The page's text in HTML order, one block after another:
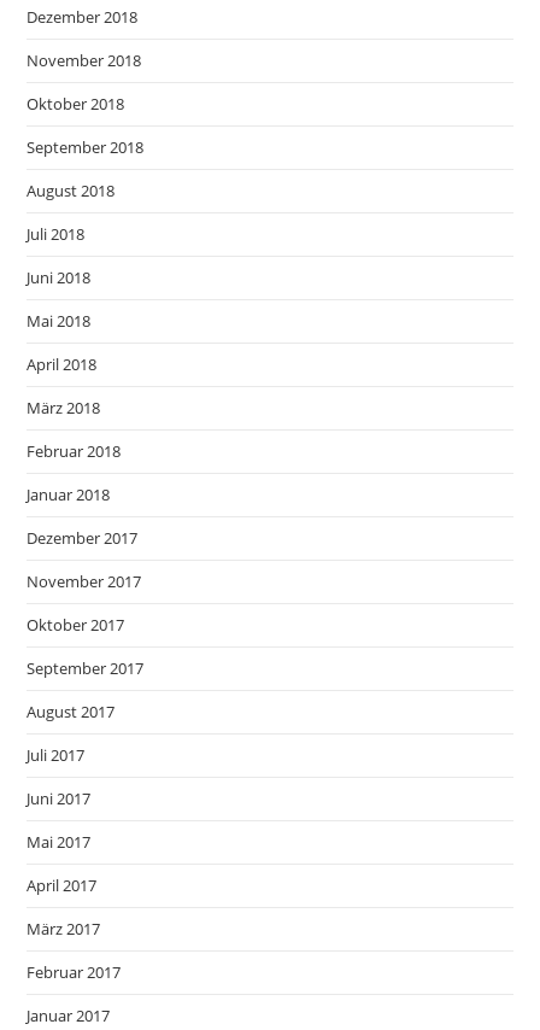
Dezember 2018
November 2018
Oktober 2018
September 2018
August 2018
Juli 2018
Juni 2018
Mai 2018
April 2018
März 2018
Februar 2018
Januar 2018
Dezember 2017
November 2017
Oktober 2017
September 2017
August 2017
Juli 2017
Juni 2017
Mai 2017
April 2017
März 2017
Februar 2017
Januar 2017